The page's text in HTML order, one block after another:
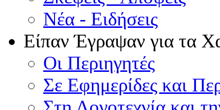
Νέα - Ειδήσεις
Είπαν Έγραψαν για τα
Οι Περιηγητές
Σε Εφημερίδες και